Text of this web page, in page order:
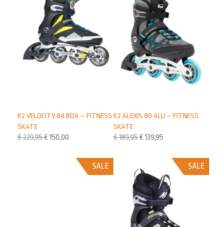
K2 ALEXIS 80 ALU – FITNESS
SKATE
€189,95€ 139,95
K2 VELOCITY 84 BOA – FITNESS
SKATE
€229,95€ 150,00
SALE
SALE